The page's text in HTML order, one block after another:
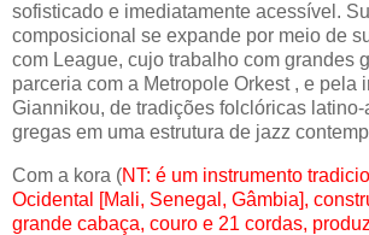
sofisticado e imediatamente acessível.
composicional se expande por meio de
com League, cujo trabalho com grandes
parceria com a Metropole Orkest , e pela
Giannikou, de tradições folclóricas
gregas em uma estrutura de jazz
Com a kora (NT: é um instrumento
Ocidental [Mali, Senegal, Gâmbia],
grande cabaça, couro e 21 cordas,